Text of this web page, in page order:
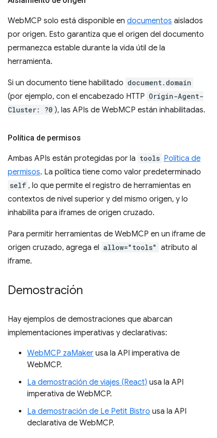
WebMCP solo está disponible en documentos aislados
por origen. Esto garantiza que el origen del documento
permanezca estable durante la vida útil de la
herramienta.
Si un documento tiene habilitado document.domain
(por ejemplo, con el encabezado HTTP Origin-Agent-
Cluster: ?0 ), las APIs de WebMCP están inhabilitadas.
Política de permisos
Ambas APIs están protegidas por la tools Política de
permisos. La política tiene como valor predeterminado
self , lo que permite el registro de herramientas en
contextos de nivel superior y del mismo origen, y lo
inhabilita para iframes de origen cruzado.
Para permitir herramientas de WebMCP en un iframe de
origen cruzado, agrega el allow="tools" atributo al
iframe.
Demostración
Hay ejemplos de demostraciones que abarcan
implementaciones imperativas y declarativas:
WebMCP zaMaker usa la API imperativa de
WebMCP.
La demostración de viajes (React) usa la API
imperativa de WebMCP.
La demostración de Le Petit Bistro usa la API
declarativa de WebMCP.